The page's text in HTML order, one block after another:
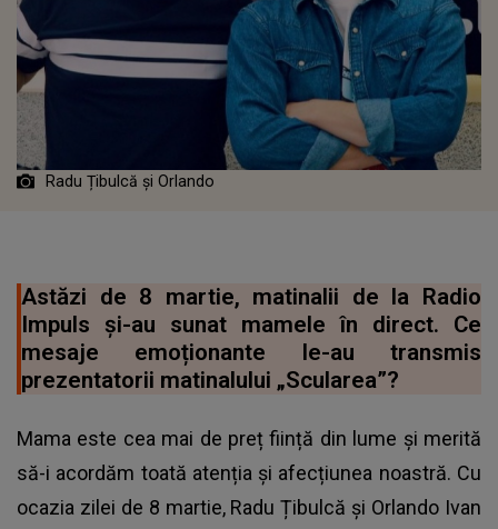
Radu Țibulcă și Orlando
Astăzi de 8 martie, matinalii de la Radio
Impuls și-au sunat mamele în direct. Ce
mesaje emoționante le-au transmis
prezentatorii matinalului „Scularea”?
Mama este cea mai de preț ființă din lume și merită
să-i acordăm toată atenția și afecțiunea noastră. Cu
ocazia zilei de 8 martie, Radu Țibulcă și Orlando Ivan